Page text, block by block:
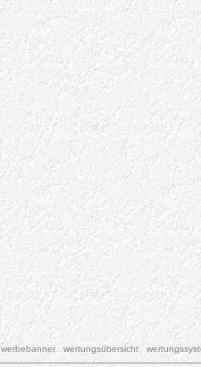
werbebanner wertungsübersicht